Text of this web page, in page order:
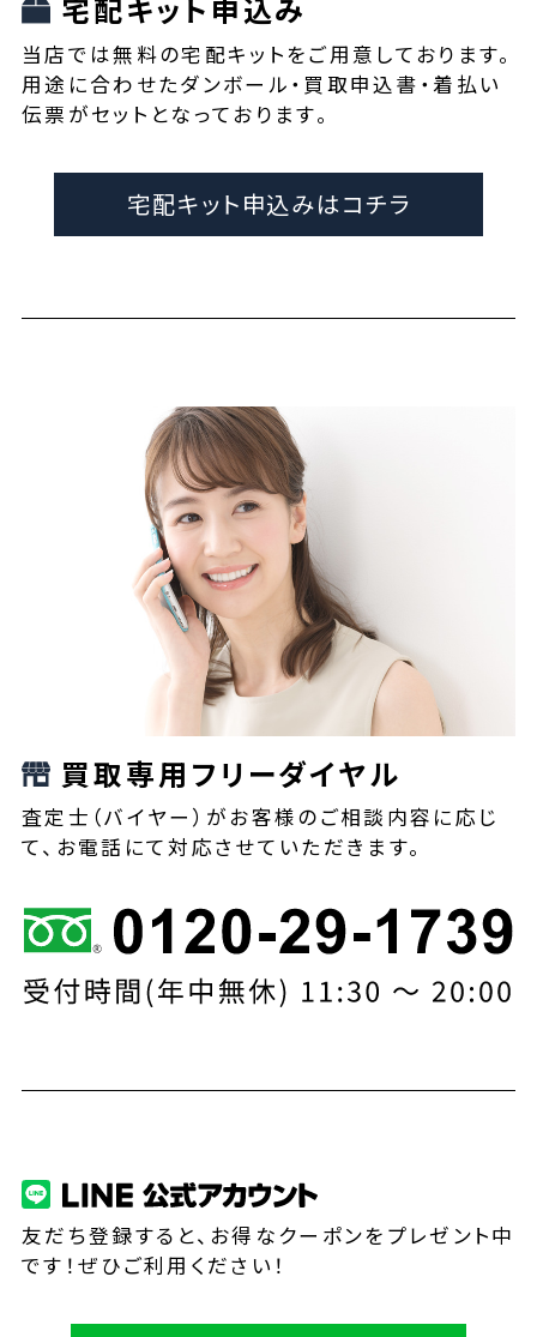
宅配キット申込み
当店では無料の宅配キットをご用意しております。
用途に合わせたダンボール・買取申込書・着払い
伝票がセットとなっております。
宅配キット申込みはコチラ
買取専用フリーダイヤル
査定士（バイヤー）がお客様のご相談内容に応じ
て、お電話にて対応させていただきます。
友だち登録すると、お得なクーポンをプレゼント中
です！ぜひご利用ください！